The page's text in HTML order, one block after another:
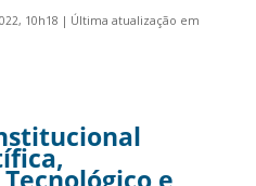
10h18 | Última atualização em